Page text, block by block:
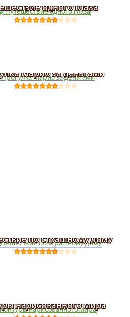
одного глаза
Марио за деньгами
по страшному дому
нарисованного мира